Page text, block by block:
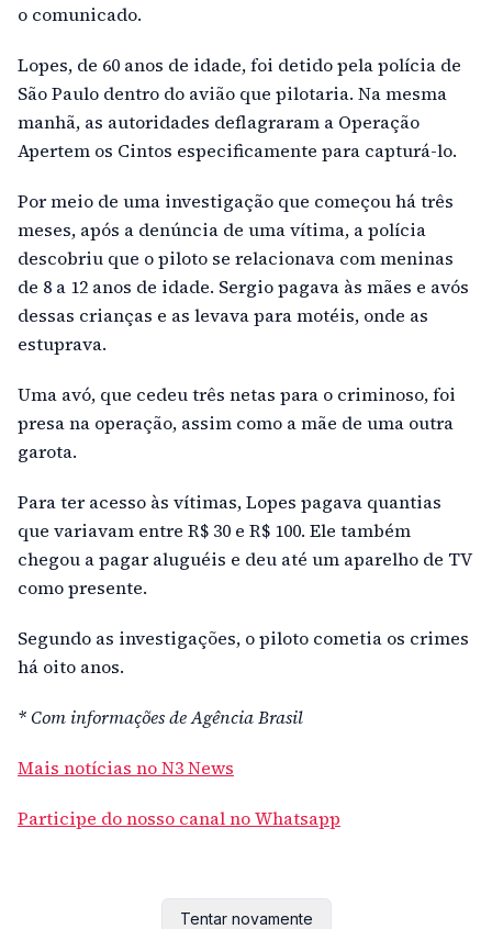
o comunicado.
Lopes, de 60 anos de idade, foi detido pela polícia de
São Paulo dentro do avião que pilotaria. Na mesma
manhã, as autoridades deflagraram a Operação
Apertem os Cintos especificamente para capturá-lo.
Por meio de uma investigação que começou há três
meses, após a denúncia de uma vítima, a polícia
descobriu que o piloto se relacionava com meninas
de 8 a 12 anos de idade. Sergio pagava às mães e avós
dessas crianças e as levava para motéis, onde as
estuprava.
Uma avó, que cedeu três netas para o criminoso, foi
presa na operação, assim como a mãe de uma outra
garota.
Para ter acesso às vítimas, Lopes pagava quantias
que variavam entre R$ 30 e R$ 100. Ele também
chegou a pagar aluguéis e deu até um aparelho de TV
como presente.
Segundo as investigações, o piloto cometia os crimes
há oito anos.
* Com informações de Agência Brasil
Mais notícias no N3 News
Participe do nosso canal no Whatsapp
Tentar novamente